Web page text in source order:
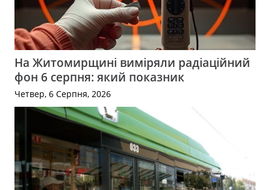
На Житомирщині виміряли радіаційний
фон 6 серпня: який показник
Четвер, 6 Серпня, 2026